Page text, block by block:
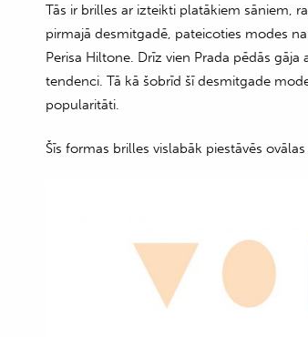
Tās ir brilles ar izteikti platākiem sāniem,
pirmajā desmitgadē, pateicoties modes
Perisa Hiltone. Drīz vien Prada pēdās
tendenci. Tā kā šobrīd šī desmitgade
popularitāti.
Šīs formas brilles vislabāk piestāvēs